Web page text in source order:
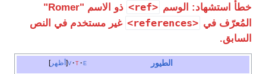
استشهاد: الوسم<ref>
ذو الاسم "Romer"
في <references>
غير مستخدم في النص
أظهر v الطيور